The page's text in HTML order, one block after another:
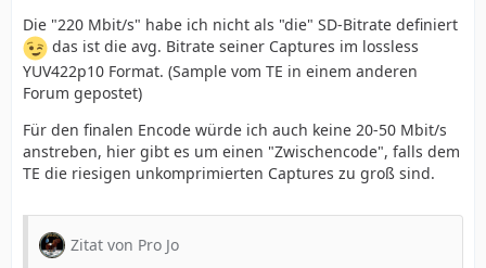
Die "220 Mbit/s" habe ich nicht als "die" SD-Bitrate definiert
das ist die avg. Bitrate seiner Captures im lossless
YUV422p10 Format. (Sample vom TE in einem anderen
Forum gepostet)
Für den finalen Encode würde ich auch keine 20-50 Mbit/s
anstreben, hier gibt es um einen "Zwischencode", falls dem
TE die riesigen unkomprimierten Captures zu groß sind.
Zitat von Pro Jo